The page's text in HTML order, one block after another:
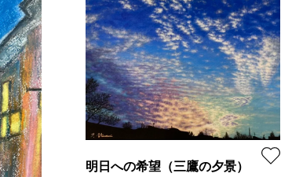
明日への希望（三鷹の夕景）